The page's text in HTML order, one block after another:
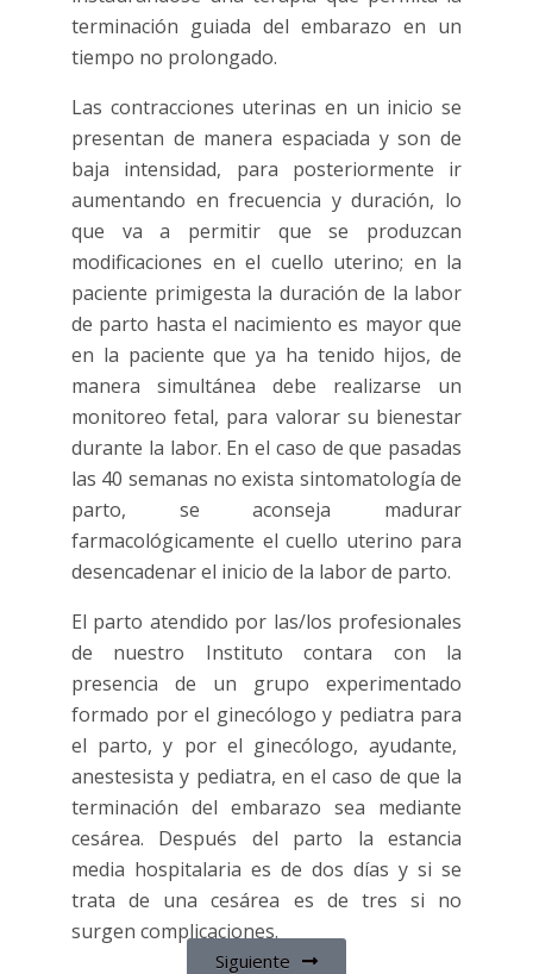
terminación guiada del embarazo en un
tiempo no prolongado.
Las contracciones uterinas en un inicio se
presentan de manera espaciada y son de
baja intensidad, para posteriormente ir
aumentando en frecuencia y duración, lo
que va a permitir que se produzcan
modificaciones en el cuello uterino; en la
paciente primigesta la duración de la labor
de parto hasta el nacimiento es mayor que
en la paciente que ya ha tenido hijos, de
manera simultánea debe realizarse un
monitoreo fetal, para valorar su bienestar
durante la labor. En el caso de que pasadas
las 40 semanas no exista sintomatología de
parto, se aconseja madurar
farmacológicamente el cuello uterino para
desencadenar el inicio de la labor de parto.
El parto atendido por las/los profesionales
de nuestro Instituto contara con la
presencia de un grupo experimentado
formado por el ginecólogo y pediatra para
el parto, y por el ginecólogo, ayudante,
anestesista y pediatra, en el caso de que la
terminación del embarazo sea mediante
cesárea. Después del parto la estancia
media hospitalaria es de dos días y si se
trata de una cesárea es de tres si no
surgen complicaciones.
Siguiente